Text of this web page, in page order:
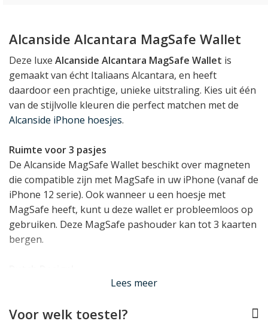
Alcanside Alcantara MagSafe Wallet
Deze luxe Alcanside Alcantara MagSafe Wallet is
gemaakt van écht Italiaans Alcantara, en heeft
daardoor een prachtige, unieke uitstraling. Kies uit één
van de stijlvolle kleuren die perfect matchen met de
Alcanside iPhone hoesjes.
Ruimte voor 3 pasjes
De Alcanside MagSafe Wallet beschikt over magneten
die compatible zijn met MagSafe in uw iPhone (vanaf de
iPhone 12 serie). Ook wanneer u een hoesje met
MagSafe heeft, kunt u deze wallet er probleemloos op
gebruiken. Deze MagSafe pashouder kan tot 3 kaarten
bergen.
Alcanside is een merk van Nederlandse oorsprong,
voor heeft! De producten worden vervaardigd in Italië,
Lees meer
Voor welk toestel?